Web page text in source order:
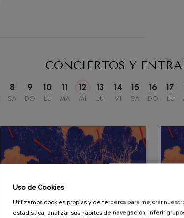
CONCIERTOS Y
8
SA
9
DO
10
LU MA
12
MI
13
JU
14
VI
15
SA
16
DO
17
LU
J. C. Arriaga
El cant dels ocells
Popular / Pau Casals
Franz Schubert: Canción nocturna en el
Franz Schubert
Uso de Cookies
Utilizamos cookies propias y de terceros para mejorar
estadística, analizar sus hábitos de navegación, inferir